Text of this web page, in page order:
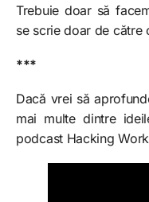
Trebuie doar să
se scrie doar de către
***
Dacă vrei să
mai multe dintre
podcast Hacking